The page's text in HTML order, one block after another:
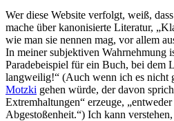
Wer diese Website verfolgt, weiß,
mache über kanonisierte Literatur,
wie man sie nennen mag, vor allem
In meiner subjektiven Wahrnehmung
Paradebeispiel für ein Buch, bei dem
langweilig!“ (Auch wenn ich es nicht
Motzki gehen würde, der davon
Extremhaltungen“ erzeuge,
Abgestoßenheit.“) Ich kann